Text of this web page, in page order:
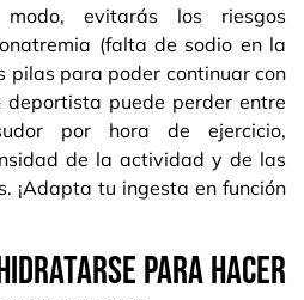
evitarás los riesgos
(falta de sodio en la
pilas para poder continuar con
deportista puede perder entre
por hora de ejercicio,
de la actividad y de las
¡Adapta tu ingesta en función
para hacer